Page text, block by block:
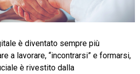
è diventato sempre più
a lavorare, “incontrarsi” e formarsi,
è rivestito dalla